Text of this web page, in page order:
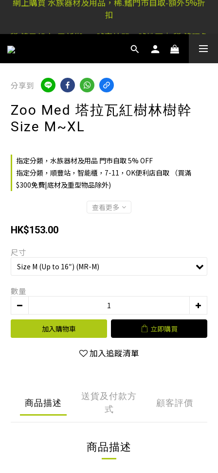
稀.鰭元朗店: 又新街51P號富祐閣16號地下｜ 稀.鰭旺角
店: 西洋菜南街101號金德行11樓
扣
稀.鰭元朗店: 又新街51P號富祐閣16號地下｜ 稀.鰭旺角
店: 西洋菜南街101號金德行11樓
分享到
Zoo Med 塔拉瓦紅樹林樹幹
Size M~XL
指定分類，水族器材及用品 門市自取 5% OFF
指定分類，順豐站，智能櫃，7-11，OK便利店自取 （買滿
$300免費|底材及重型物品除外)
查看更多
HK$153.00
尺寸
數量
加入購物車 立即購買
加入追蹤清單
商品描述
送貨及付款方
式
顧客評價
商品描述